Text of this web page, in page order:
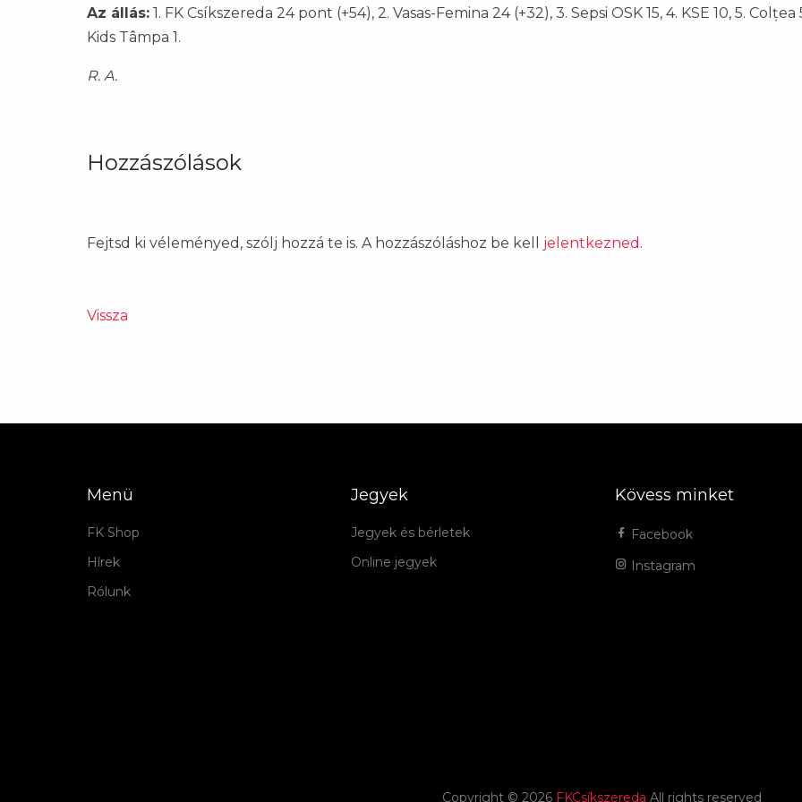
Az állás: 1. FK Csíkszereda 24 pont (+54), 2. Vasas-Femina 24 (+32), 3. Sepsi OSK 15, 4. KSE 10, 5. Colțea
Kids Tâmpa 1.
R. A.
Hozzászólások
Fejtsd ki véleményed, szólj hozzá te is. A hozzászóláshoz be kell jelentkezned .
Vissza
Menü
FK Shop
Hírek
Rólunk
Jegyek
Jegyek és bérletek
Online jegyek
Kövess minket
Facebook
Instagram
Copyright © 2026 FKCsíkszereda All rights reserved